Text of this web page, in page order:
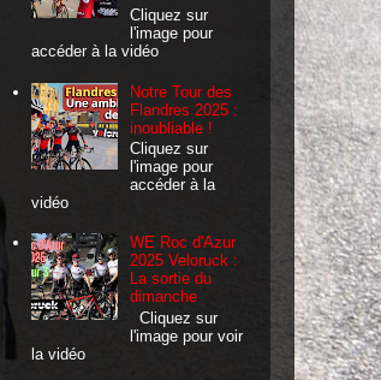
Cliquez sur
l'image pour
accéder à la vidéo
Notre Tour des
Flandres 2025 :
inoubliable !
Cliquez sur
l'image pour
accéder à la
vidéo
WE Roc d'Azur
2025 Veloruck :
La sortie du
dimanche
Cliquez sur
l'image pour voir
la vidéo